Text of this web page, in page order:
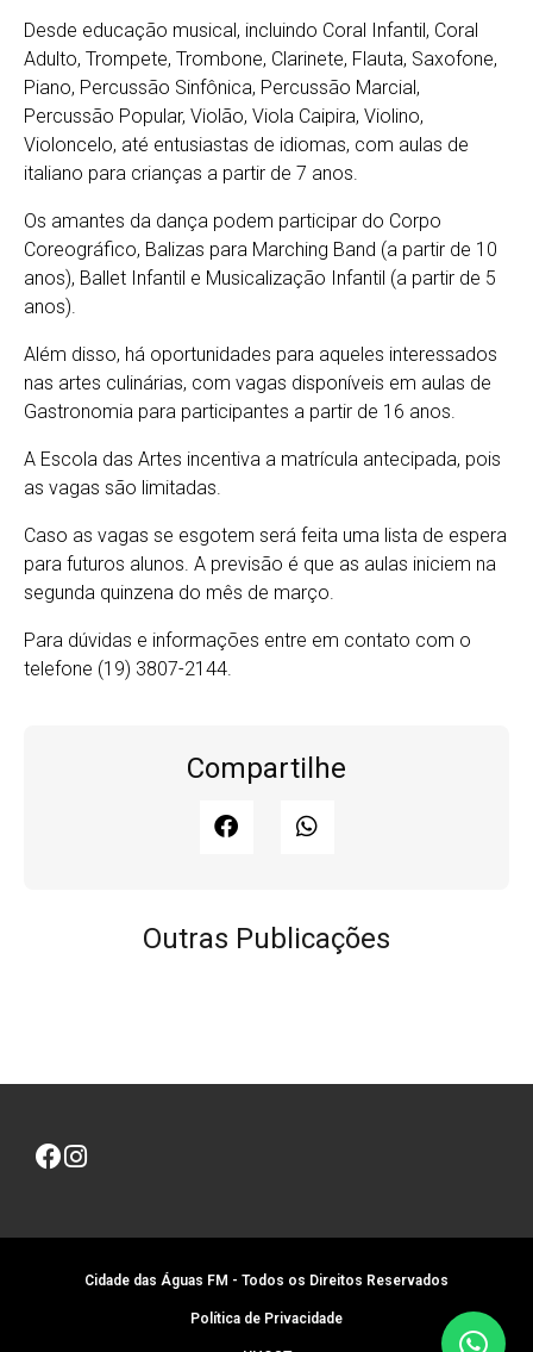
Desde educação musical, incluindo Coral Infantil, Coral
Adulto, Trompete, Trombone, Clarinete, Flauta, Saxofone,
Piano, Percussão Sinfônica, Percussão Marcial,
Percussão Popular, Violão, Viola Caipira, Violino,
Violoncelo, até entusiastas de idiomas, com aulas de
italiano para crianças a partir de 7 anos.
Os amantes da dança podem participar do Corpo
Coreográfico, Balizas para Marching Band (a partir de 10
anos), Ballet Infantil e Musicalização Infantil (a partir de 5
anos).
Além disso, há oportunidades para aqueles interessados
nas artes culinárias, com vagas disponíveis em aulas de
Gastronomia para participantes a partir de 16 anos.
A Escola das Artes incentiva a matrícula antecipada, pois
as vagas são limitadas.
Caso as vagas se esgotem será feita uma lista de espera
para futuros alunos. A previsão é que as aulas iniciem na
segunda quinzena do mês de março.
Para dúvidas e informações entre em contato com o
telefone (19) 3807-2144.
Compartilhe
Outras Publicações
Cidade das Águas FM - Todos os Direitos Reservados
Política de Privacidade